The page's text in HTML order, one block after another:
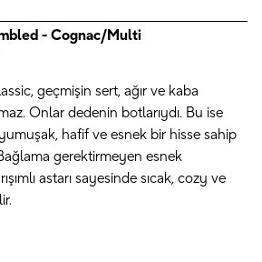
- Cognac/Multi
geçmişin sert, ağır ve kaba
Onlar dedenin botlarıydı. Bu ise
hafif ve esnek bir hisse sahip
gerektirmeyen esnek
astarı sayesinde sıcak, cozy ve